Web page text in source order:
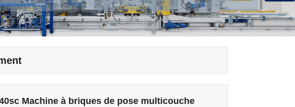
Machine à briques de pose multicouche